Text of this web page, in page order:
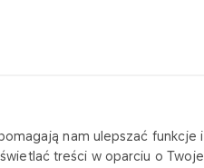
nam ulepszać funkcje
treści w oparciu o